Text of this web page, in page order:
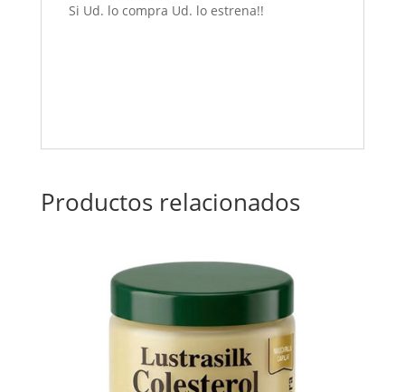
Si Ud. lo compra Ud. lo estrena!!
Productos relacionados